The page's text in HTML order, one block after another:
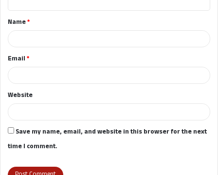
t
*Name*
Email*
Website
Save my name, email, and website in this browser for the next
time I comment.